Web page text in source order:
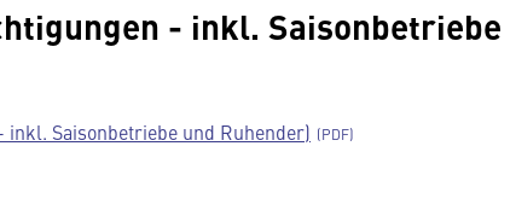
- inkl. Saisonbetriebe
Saisonbetriebe und Ruhender)